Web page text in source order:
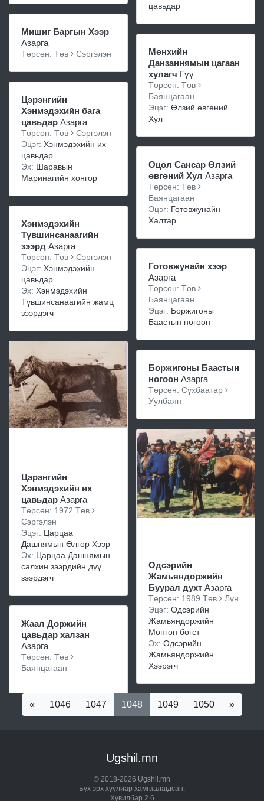
Мишиг Баргын Хээр
Азарга
Төрсөн: Төв Сэргэлэн
Цэрэнгийн
Хэнмэдэхийн бага
цавьдар Азарга
Төрсөн: Төв
Сэргэлэн
Эцэг: Хэнмэдэхийн их
цавьдар
Эх: Шаравын
Маринагийн хонгор
Хэнмэдэхийн
Түвшинсанаагийн
зээрд Азарга
Төрсөн: Төв
Сэргэлэн
Эцэг: Хэнмэдэхийн
цавьдар
Эх: Хэнмэдэхийн
Түвшинсанаагийн жамц
зээрдэгч
Цэрэнгийн
Хэнмэдэхийн их
цавьдар Азарга
Төрсөн: 1972 Төв
Сэргэлэн
Эцэг: Царцаа
Дашнямын Өлгөр Хээр
Эх: Царцаа Дашнямын
салхин зээрдийн дүү
зээрдэгч
Жаал Доржийн
цавьдар халзан
Азарга
Төрсөн: Төв
Баянцагаан
цавьдар
Мөнхийн
Данзаннямын цагаан
хулагч Гүү
Төрсөн: Төв
Баянцагаан
Эцэг: Өлзий өвгөний
Хул
Оцол Сансар Өлзий
өвгөний Хул Азарга
Төрсөн: Төв
Баянцагаан
Эцэг: Готовжунайн
Халтар
Готовжунайн хээр
Азарга
Төрсөн: Төв
Баянцагаан
Эцэг: Боржигоны
Баастын ногоон
Боржигоны Баастын
ногоон Азарга
Төрсөн: Сүхбаатар
Уулбаян
Одсэрийн
Жамьяндоржийн
Буурал духт Азарга
Төрсөн: 1989 Төв
Лүн
Эцэг: Одсэрийн
Жамьяндоржийн
Мөнгөн бөгст
Эх: Одсэрийн
Жамьяндоржийн
Хээрэгч
« 1046 1047 1048 1049 1050 »
Ugshil.mn
© 2018-2026 Ugshil.mn
Бүх эрх хуулиар хамгаалагдсан.
Хувилбар 2.6